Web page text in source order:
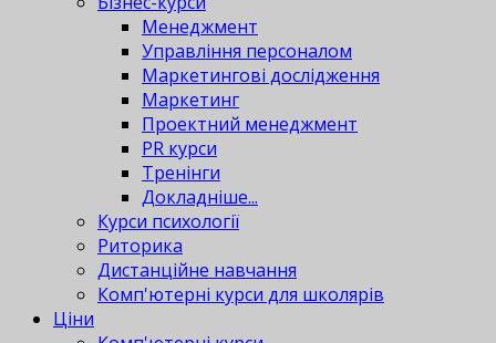
Менеджмент
Управління персоналом
Маркетингові дослідження
Маркетинг
Проектний менеджмент
PR курси
Тренінги
Докладніше...
Курси психології
Риторика
Дистанційне навчання
Комп'ютерні курси для школярів
Ціни